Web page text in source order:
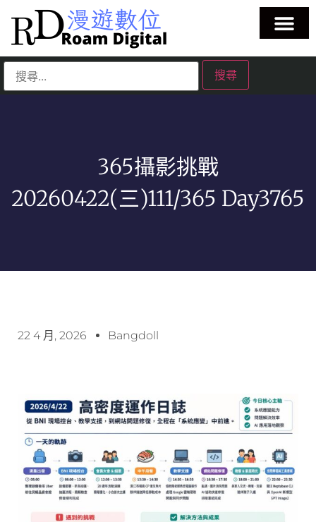
365攝影挑戰
20260422(三)111/365 Day3765
22 4 月, 2026 Bangdoll